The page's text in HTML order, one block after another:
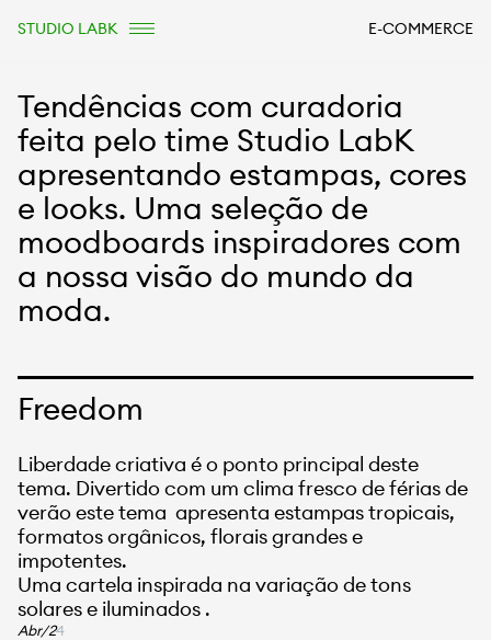
E-COMMERCE
STUDIO LABK
Tendências com curadoria
feita pelo time Studio LabK
apresentando estampas, cores
e looks. Uma seleção de
moodboards inspiradores com
a nossa visão do mundo da
moda.
Freedom
Liberdade criativa é o ponto principal deste
tema. Divertido com um clima fresco de férias de
verão este tema apresenta estampas tropicais,
formatos orgânicos, florais grandes e
impotentes.
Uma cartela inspirada na variação de tons
solares e iluminados .
Abr/24